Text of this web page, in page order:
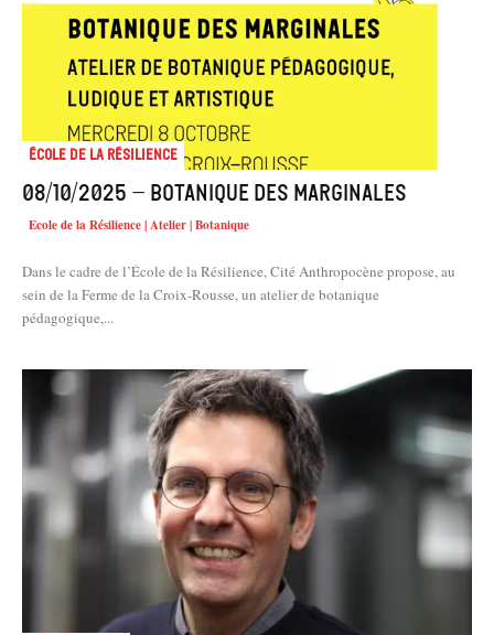
École de la résilience
08/10/2025 – Botanique des marginales
Ecole de la Résilience | Atelier | Botanique
Dans le cadre de l’École de la Résilience, Cité Anthropocène propose, au
sein de la Ferme de la Croix-Rousse, un atelier de botanique
pédagogique,...